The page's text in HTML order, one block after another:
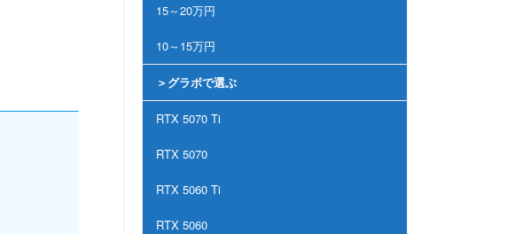
15～20万円
10～15万円
＞グラボで選ぶ
RTX 5070 Ti
RTX 5070
RTX 5060 Ti
RTX 5060